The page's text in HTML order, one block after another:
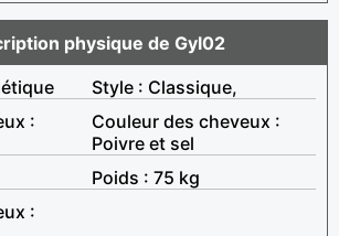
physique de Gyl02
Style : Classique,
:
Couleur des cheveux :
Poivre et sel
Poids : 75 kg
: